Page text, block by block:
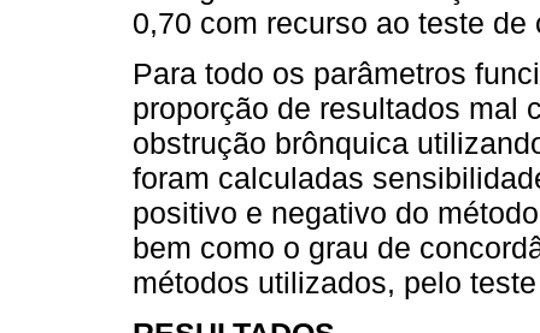
0,70 com recurso ao teste
Para todo os parâmetros
proporção de resultados mal
obstrução brônquica
foram calculadas
positivo e negativo do
bem como o grau de
métodos utilizados, pelo